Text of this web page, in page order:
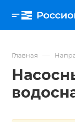
Главная —